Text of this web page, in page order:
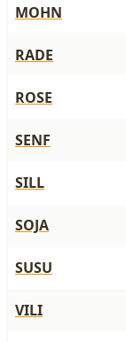
MOHN
RADE
ROSE
SENF
SILL
SOJA
SUSU
VILI